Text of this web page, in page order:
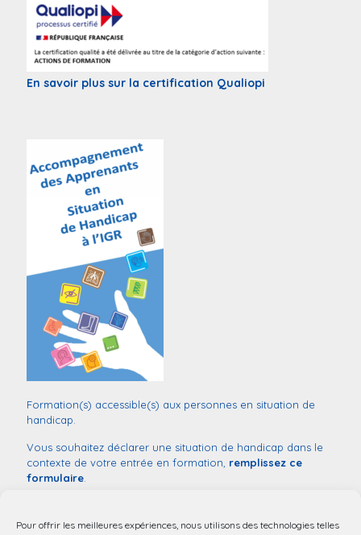
Pour offrir les meilleures expériences, nous utilisons des technologies telles
En savoir plus sur la certification Qualiopi
Formation(s) accessible(s) aux personnes en situation de
handicap.
Vous souhaitez déclarer une situation de handicap dans le
contexte de votre entrée en formation, remplissez ce
formulaire.
Référent handicap :03 20 44 52 03